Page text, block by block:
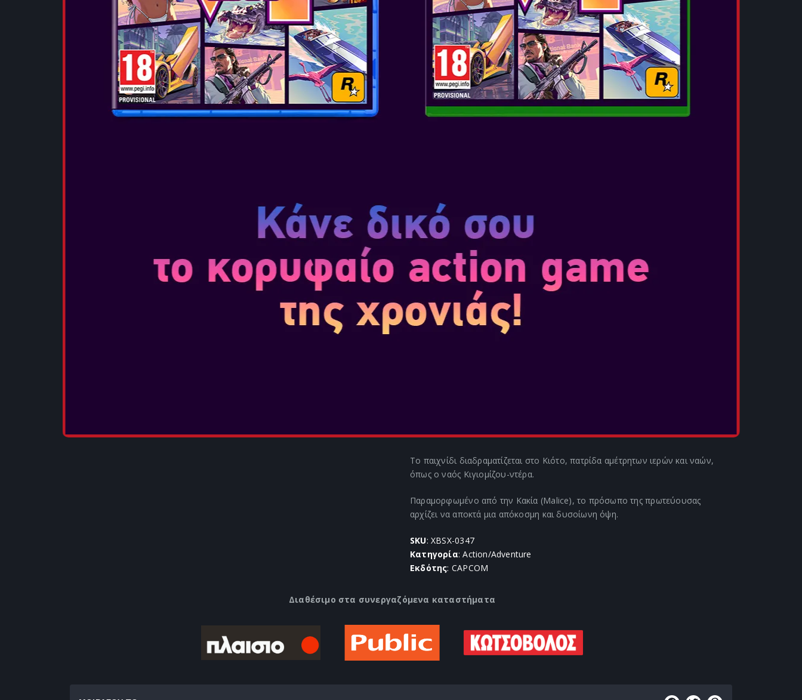
ΔΡΑΣΗ
Εξοπλισμένος με το Oni Gauntlet, ο Μουσάσι αποκτά δύναμη πέρα από τα
ανθρώπινα όρια.
Εκτός από την ισχύ που του προσφέρει για να εξοντώνει τα Genma, διαθέτει
και πολλές άλλες ικανότητες, όπως την απορρόφηση των ψυχών των Genma
και τη μετατροπή τους σε πηγή ενέργειας, ενισχύοντας ακόμη περισσότερο
Συνήθως κατοικούν στα βαθύτερα στρώματα της κόλασης, αλλά η Κακία
(Malice) που έχει τυλίξει το Κιότο έφερε αυτά τα δαιμονικά όντα στον κόσμο
των ζωντανών.
Οι αδιάκοπες θηριωδίες τους έχουν βυθίσει την πρωτεύουσα σε φόβο και
πανικό.
ΤΡΟΜΕΡΟΙ ΑΝΤΙΠΑΛΟΙ
Στη μάχη του ενάντια στην απειλή των Genma, ο Μουσάσι θα αντιμετωπίσει
ΤΟΠΟΘΕΣΙΑ
Το παιχνίδι διαδραματίζεται στο Κιότο, πατρίδα αμέτρητων ιερών και ναών,
όπως ο ναός Κιγιομίζου-ντέρα.
Παραμορφωμένο από την Κακία (Malice), το πρόσωπο της πρωτεύουσας
αρχίζει να αποκτά μια απόκοσμη και δυσοίωνη όψη.
SKU: XBSX-0347
Κατηγορία: Action/Adventure
Εκδότης: CAPCOM
Διαθέσιμο στα συνεργαζόμενα καταστήματα